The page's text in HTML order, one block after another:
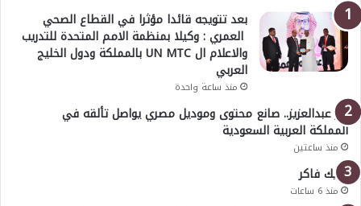
بعد تتويجه قائدا مؤثرا في القطاع الصحي
العمري : وكيلا بمنظمة الامم المتحدة للتدريب
والاعلام ال UN MTC بالمملكة ودول الخليج
العربي
منذ ساعة واحدة
بدر عبدالعزيز.. صانع محتوى وموديل مصري يواصل تألقه في
المملكة العربية السعودية
منذ ساعتين
خليك فاكر
منذ 6 ساعات